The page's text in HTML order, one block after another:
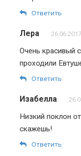
Ответить
Лера
Очень красивый
проходили
Ответить
Изабелла
Низкий поклон
скажешь!
Ответить